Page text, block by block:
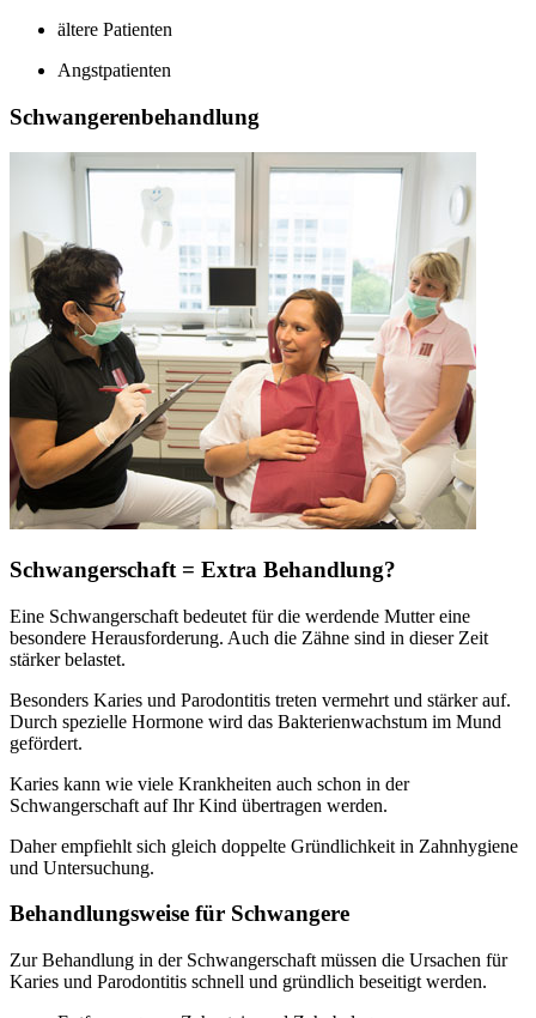
ältere Patienten
Angstpatienten
Schwangerenbehandlung
Schwangerschaft = Extra Behandlung?
Eine Schwangerschaft bedeutet für die werdende Mutter eine
besondere Herausforderung. Auch die Zähne sind in dieser Zeit
stärker belastet.
Besonders Karies und Parodontitis treten vermehrt und stärker auf.
Durch spezielle Hormone wird das Bakterienwachstum im Mund
gefördert.
Karies kann wie viele Krankheiten auch schon in der
Schwangerschaft auf Ihr Kind übertragen werden.
Daher empfiehlt sich gleich doppelte Gründlichkeit in Zahnhygiene
und Untersuchung.
Behandlungsweise für Schwangere
Zur Behandlung in der Schwangerschaft müssen die Ursachen für
Karies und Parodontitis schnell und gründlich beseitigt werden.